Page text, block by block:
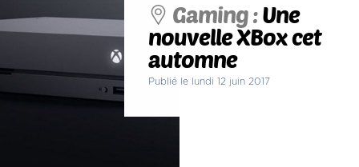
Gaming :Une
nouvelle XBox cet
automne
Publié le lundi 12 juin 2017